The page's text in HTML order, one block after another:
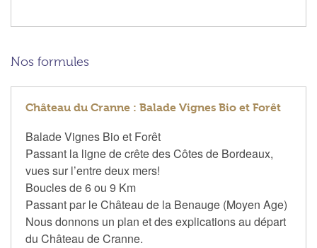
Nos formules
Château du Cranne : Balade Vignes Bio et Forêt
Balade Vignes Bio et Forêt
Passant la ligne de crête des Côtes de Bordeaux,
vues sur l’entre deux mers!
Boucles de 6 ou 9 Km
Passant par le Château de la Benauge (Moyen Age)
Nous donnons un plan et des explications au départ
du Château de Cranne.